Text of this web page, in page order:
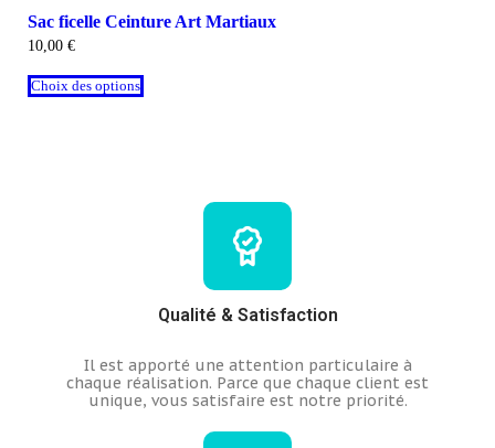
Sac ficelle Ceinture Art Martiaux
10,00 €
Choix des options
Qualité & Satisfaction
Il est apporté une attention particulaire à
chaque réalisation. Parce que chaque client est
unique, vous satisfaire est notre priorité.